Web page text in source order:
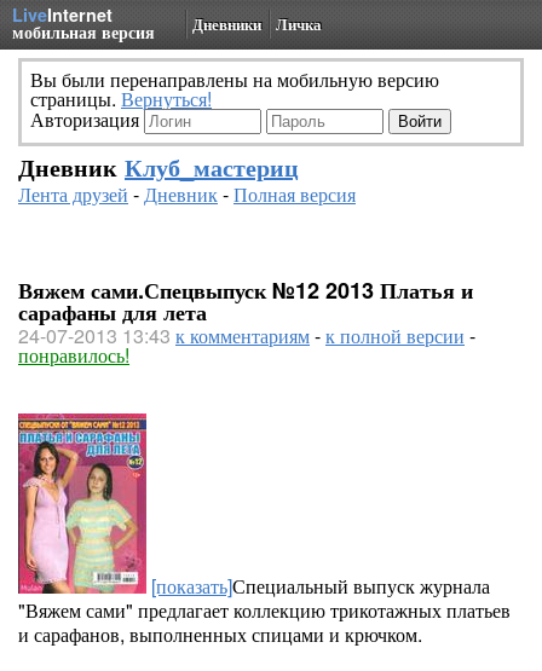
LiveInternet
мобильная версия Дневники Личка
Вы были перенаправлены на мобильную версию
страницы. Вернуться!
Авторизация
Дневник Клуб_мастериц
Лента друзей -Дневник-Полная версия
Вяжем сами.Спецвыпуск №12 2013 Платья и
сарафаны для лета
24-07-2013 13:43 к комментариям-к полной версии -
понравилось!
[показать]Специальный выпуск журнала
"Вяжем сами" предлагает коллекцию трикотажных платьев
и сарафанов, выполненных спицами и крючком.